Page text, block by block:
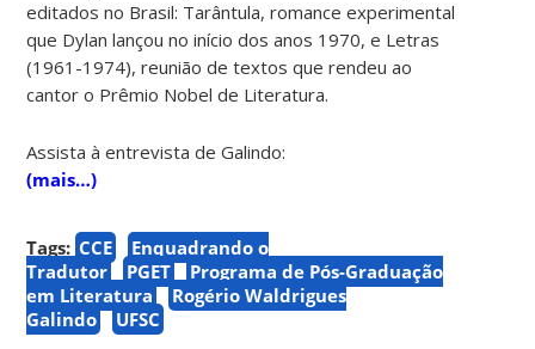
editados no Brasil: Tarântula, romance experimental
que Dylan lançou no início dos anos 1970, e Letras
(1961-1974), reunião de textos que rendeu ao
cantor o Prêmio Nobel de Literatura.
Assista à entrevista de Galindo:
(mais…)
Tags: CCE
Enquadrando o
Tradutor
PGET
Programa de Pós-Graduação
em Literatura
Rogério Waldrigues
Galindo
UFSC